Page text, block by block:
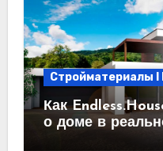
Стройматериалы
Как
о доме в